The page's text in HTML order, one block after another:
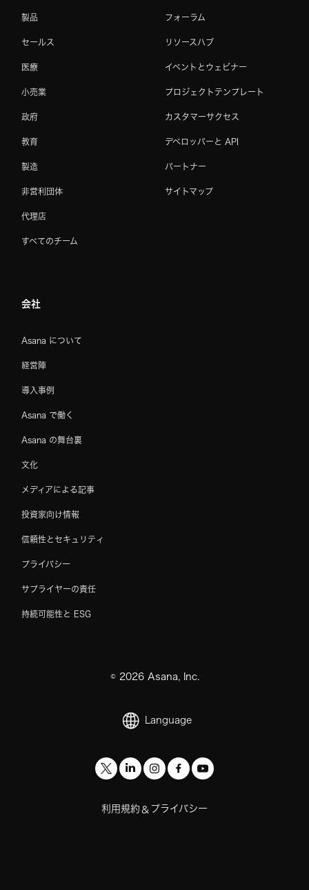
製品
セールス
医療
小売業
政府
教育
製造
非営利団体
代理店
すべてのチーム
フォーラム
リソースハブ
イベントとウェビナー
プロジェクトテンプレート
カスタマーサクセス
デベロッパーと API
パートナー
サイトマップ
会社
Asana について
経営陣
導入事例
Asana で働く
Asana の舞台裏
文化
メディアによる記事
投資家向け情報
信頼性とセキュリティ
プライバシー
サプライヤーの責任
持続可能性と ESG
© 2026Asana, Inc.
Language
利用規約 & プライバシー